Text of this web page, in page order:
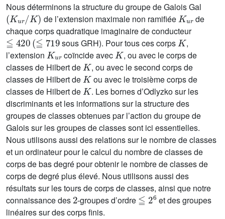
Nous déterminons la structure du groupe de Galois Gal
(Kur/K)
de l’extension maximale non ramifiée
Kur
de
chaque corps quadratique imaginaire de conducteur
≦420(≦719
sous GRH). Pour tous ces corps
K
,
l’extension
Kur
coïncide avec
K
, ou avec le corps de
classes de Hilbert de
K
, ou avec le second corps de
classes de Hilbert de
K
ou avec le troisième corps de
classes de Hilbert de
K
. Les bornes d’Odlyzko sur les
discriminants et les informations sur la structure des
groupes de classes obtenues par l’action du groupe de
Galois sur les groupes de classes sont ici essentielles.
Nous utilisons aussi des relations sur le nombre de classes
et un ordinateur pour le calcul du nombre de classes de
corps de bas degré pour obtenir le nombre de classes de
corps de degré plus élevé. Nous utilisons aussi des
résultats sur les tours de corps de classes, ainsi que notre
connaissance des
2
-groupes d’ordre
≦26
et des groupes
linéaires sur des corps finis.